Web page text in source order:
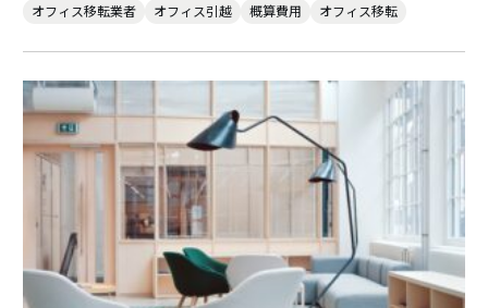
オフィス移転業者 オフィス引越 概算費用 オフィス移転